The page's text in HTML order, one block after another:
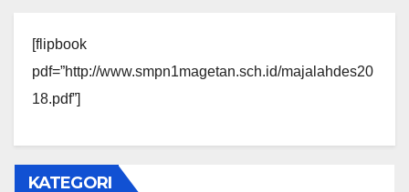
[flipbook
pdf=”http://www.smpn1magetan.sch.id/majalahdes20
18.pdf”]
KATEGORI